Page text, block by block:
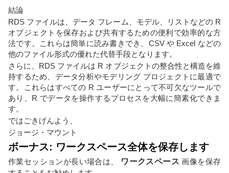
結論
RDS ファイルは、データ フレーム、モデル、リストなどの R
オブジェクトを保存および共有するための便利で効率的な方
法です。これらは簡単に読み書きでき、CSV や Excel などの
他のファイル形式の優れた代替手段となります。
さらに、RDS ファイルは R オブジェクトの整合性と構造を維
持するため、データ分析やモデリング プロジェクトに最適で
す。これらはすべての R ユーザーにとって不可欠なツールで
あり、R でデータを操作するプロセスを大幅に簡素化できま
す。
ではごきげんよう、
ジョージ・マウント
ボーナス: ワークスペース全体を保存します
作業セッションが長い場合は、 ワークスペース 画像を保存